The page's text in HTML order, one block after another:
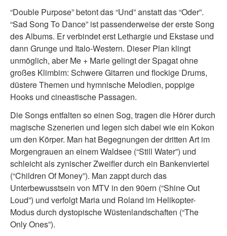
“Double Purpose” betont das “Und” anstatt das “Oder”.
“Sad Song To Dance” ist passenderweise der erste Song
des Albums. Er verbindet erst Lethargie und Ekstase und
dann Grunge und Italo-Western. Dieser Plan klingt
unmöglich, aber Me + Marie gelingt der Spagat ohne
großes Klimbim: Schwere Gitarren und flockige Drums,
düstere Themen und hymnische Melodien, poppige
Hooks und cineastische Passagen.
Die Songs entfalten so einen Sog, tragen die Hörer durch
magische Szenerien und legen sich dabei wie ein Kokon
um den Körper. Man hat Begegnungen der dritten Art im
Morgengrauen an einem Waldsee (“Still Water”) und
schleicht als zynischer Zweifler durch ein Bankenviertel
(“Children Of Money”). Man zappt durch das
Unterbewusstsein von MTV in den 90ern (“Shine Out
Loud”) und verfolgt Maria und Roland im Helikopter-
Modus durch dystopische Wüstenlandschaften (“The
Only Ones”).